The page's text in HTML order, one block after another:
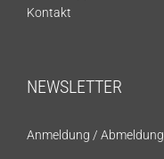
Kontakt
NEWSLETTER
Anmeldung / Abmeldung